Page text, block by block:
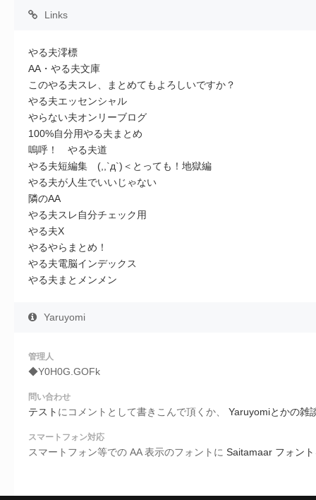
Links
やる夫澪標
AA・やる夫文庫
このやる夫スレ、まとめてもよろしいですか？
やる夫エッセンシャル
やらない夫オンリーブログ
100%自分用やる夫まとめ
嗚呼！ やる夫道
やる夫短編集 (,,`д`)＜とっても！地獄編
やる夫が人生でいいじゃない
隣のAA
やる夫スレ自分チェック用
やる夫X
やるやらまとめ！
やる夫電脳インデックス
やる夫まとメンメン
Yaruyomi
管理人
◆Y0H0G.GOFk
問い合わせ
テスト にコメントとして書きこんで頂くか、 Yaruyomiとかの雑
スマートフォン対応
スマートフォン等での AA 表示のフォントに Saitamaar フォント